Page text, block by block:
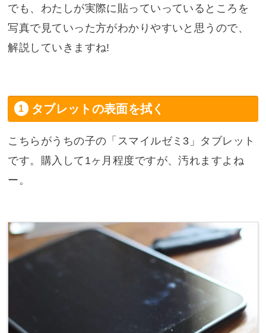
でも、わたしが実際に貼っていっているところを
写真で見ていった方がわかりやすいと思うので、
解説していきますね!
タブレットの表面を拭く
こちらがうちの子の「スマイルゼミ3」タブレット
です。購入して1ヶ月程度ですが、汚れますよね
ー。